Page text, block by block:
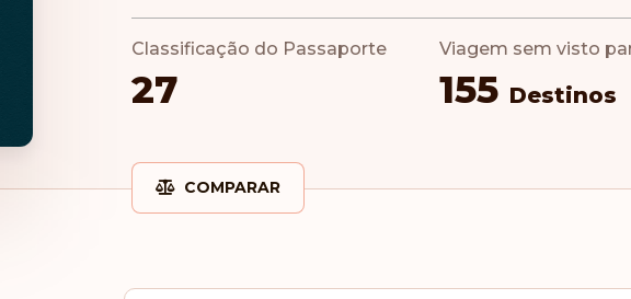
Classificação do Passaporte
27
Viagem sem visto
155 Destinos
COMPARAR